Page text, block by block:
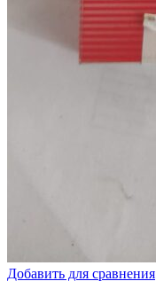
Добавить для сравнения